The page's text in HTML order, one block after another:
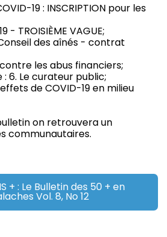
19 : INSCRIPTION pour les
- TROISIÈME VAGUE;
des aînés - contrat
les abus financiers;
: 6. Le curateur public;
de COVID-19 en milieu
on retrouvera un
communautaires.
+ : Le Bulletin des 50 + en
Vol. 8, No 12